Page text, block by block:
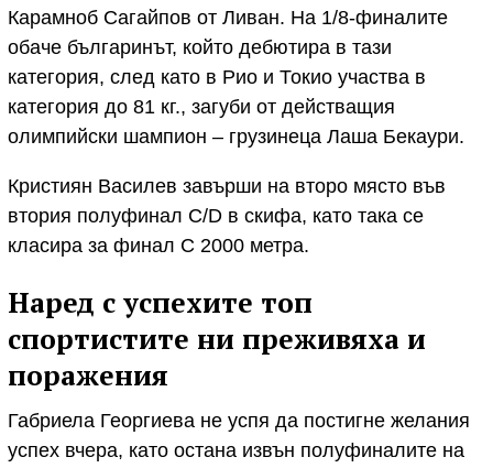
Карамноб Сагайпов от Ливан. На 1/8-финалите
обаче българинът, който дебютира в тази
категория, след като в Рио и Токио участва в
категория до 81 кг., загуби от действащия
олимпийски шампион – грузинеца Лаша Бекаури.
Кристиян Василев завърши на второ място във
втория полуфинал C/D в скифа, като така се
класира за финал C 2000 метра.
Наред с успехите топ
спортистите ни преживяха и
поражения
Габриела Георгиева не успя да постигне желания
успех вчера, като остана извън полуфиналите на